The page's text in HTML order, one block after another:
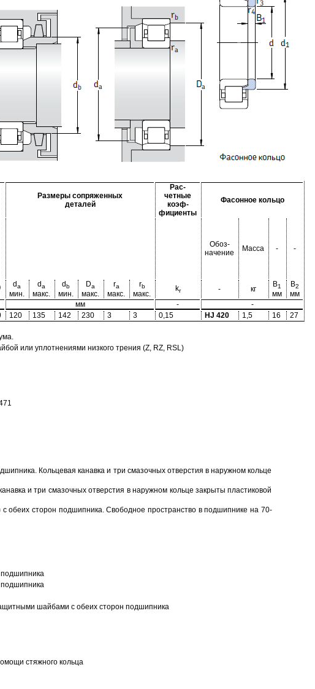
Размеры сопряженных
деталей
Рас-
четные
коэф-
фициенты
Фасонное кольцо
Обоз-
начение
Масса - -
da
мин.
da
макс.
d b
мин.
Da
макс.
ra
макс.
rb
макс.
kr - кг
B1
мм
B2
мм
мм -
-
120 135 142 230 3 3 0,15 HJ 420 1,5 16 27
или уплотнениями низкого трения (Z, RZ, RSL)
Кольцевая канавка и три смазочных отверстия в наружном кольце
и три смазочных отверстия в наружном кольце закрыты пластиковой
с обеих сторон подшипника. Свободное пространство в подшипнике на 70-
подшипника
подшипника
шайбами с обеих сторон подшипника
стяжного кольца